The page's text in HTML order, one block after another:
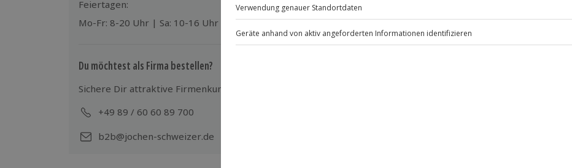
anfallen können:
Zustellbett und Frühstück für Kinder
Feiertagen:
Mo-Fr: 8-20 Uhr | Sa: 10-16 Uhr
Du möchtest als Firma bestellen?
Sichere Dir attraktive Firmenkunden Vorteile.
+49 89 / 60 60 89 700
b2b@jochen-schweizer.de